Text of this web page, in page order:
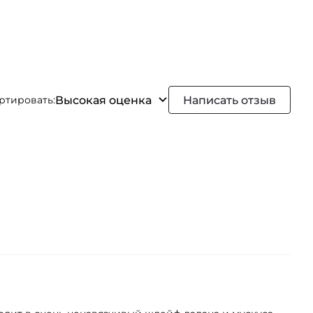
Высокая оценка Написать отзыв